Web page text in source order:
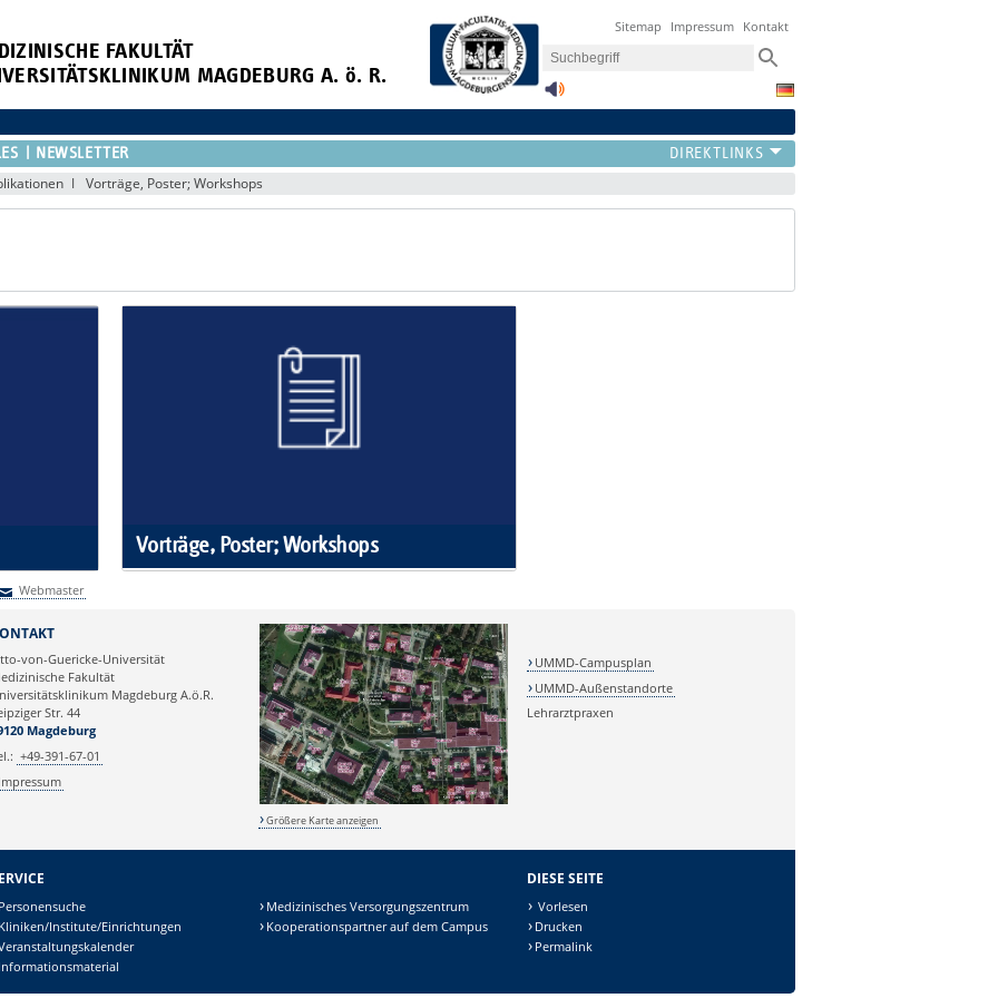
FAKULTÄT
MAGDEBURG A. ö. R.
Sitemap Impressum Kontakt
NEWSLETTER
Vorträge, Poster; Workshops
Vorträge, Poster; Workshops
Webmaster
von-Guericke-Universität
Fakultät
Magdeburg A.ö.R.
Str. 44
Magdeburg
+49-391-67-01
Impressum
Größere Karte anzeigen
UMMD-Campusplan
UMMD-Außenstandorte
Lehrarztpraxen
Personensuche
Kliniken/Institute/Einrichtungen
Informationsmaterial
Medizinisches Versorgungszentrum
Kooperationspartner auf dem Campus
DIESE SEITE
Vorlesen
Drucken
Permalink